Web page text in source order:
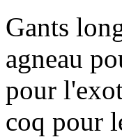
Gants
agneau
pour
coq pour